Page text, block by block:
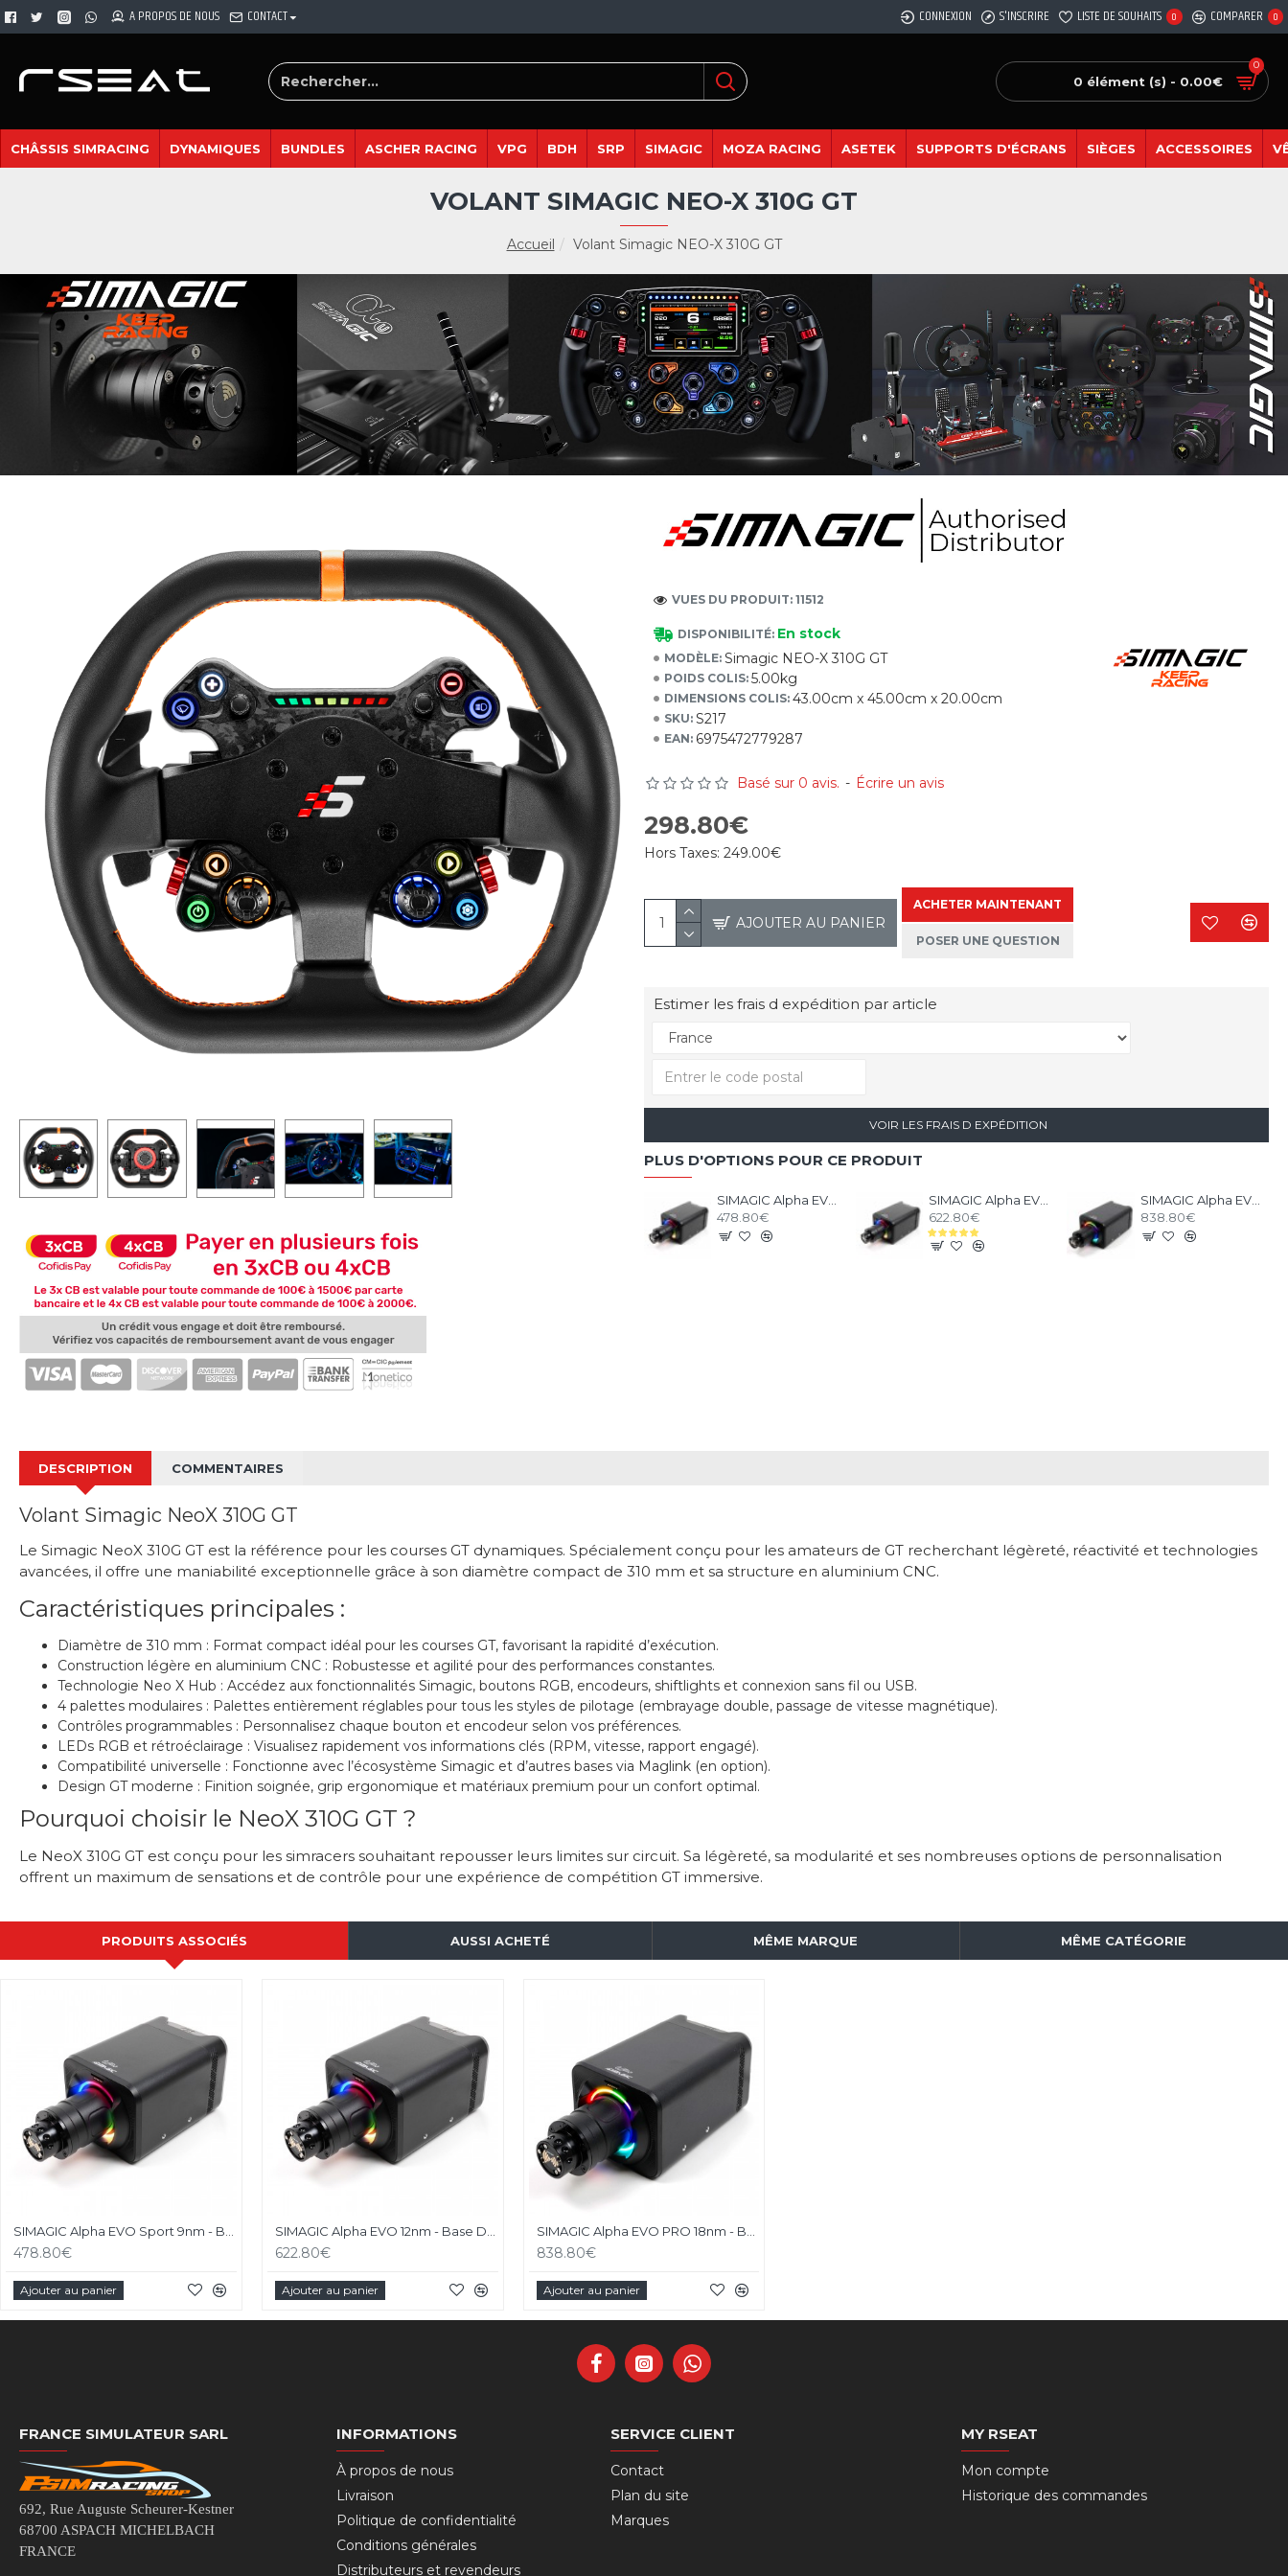
A PROPOS DE NOUS CONTACT CONNEXION S'INSCRIRE LISTE DE SOUHAITS 0 COMPARER 0
0 élément (s) - 0.00€
0
CHÂSSIS SIMRACING DYNAMIQUES BUNDLES ASCHER RACING VPG BDH SRP SIMAGIC MOZA RACING ASETEK SUPPORTS D'ÉCRANS SIÈGES ACCESSOIRES
Accueil Volant Simagic NEO-X 310G GT
VOLANT SIMAGIC NEO-X 310G GT
DISPONIBILITÉ: En stock
MODÈLE: Simagic NEO-X 310G GT
POIDS COLIS: 5.00kg
DIMENSIONS COLIS: 43.00cm x 45.00cm x 20.00cm
SKU: S217
EAN: 6975472779287
VUES DU PRODUIT: 11512
Basé sur 0 avis. - Écrire un avis
298.80€
Hors Taxes: 249.00€
AJOUTER AU PANIER
ACHETER MAINTENANT
POSER UNE QUESTION
Estimer les frais d expédition par article
VOIR LES FRAIS D EXPÉDITION
PLUS D'OPTIONS POUR CE PRODUIT
478.80€
SIMAGIC Alpha EVO 12nm - Base Direct Drive
622.80€
SIMAGIC Alpha EVO PRO 18nm - Base Direct Drive
838.80€
DESCRIPTION COMMENTAIRES
Volant Simagic NeoX 310G GT
Le Simagic NeoX 310G GT est la référence pour les courses GT dynamiques. Spécialement conçu pour les amateurs de GT recherchant légèreté, réactivité et technologies
avancées, il offre une maniabilité exceptionnelle grâce à son diamètre compact de 310 mm et sa structure en aluminium CNC.
Caractéristiques principales :
Diamètre de 310 mm : Format compact idéal pour les courses GT, favorisant la rapidité d’exécution.
Construction légère en aluminium CNC : Robustesse et agilité pour des performances constantes.
Technologie Neo X Hub : Accédez aux fonctionnalités Simagic, boutons RGB, encodeurs, shiftlights et connexion sans fil ou USB.
4 palettes modulaires : Palettes entièrement réglables pour tous les styles de pilotage (embrayage double, passage de vitesse magnétique).
Contrôles programmables : Personnalisez chaque bouton et encodeur selon vos préférences.
LEDs RGB et rétroéclairage : Visualisez rapidement vos informations clés (RPM, vitesse, rapport engagé).
Compatibilité universelle : Fonctionne avec l’écosystème Simagic et d’autres bases via Maglink (en option).
Design GT moderne : Finition soignée, grip ergonomique et matériaux premium pour un confort optimal.
Pourquoi choisir le NeoX 310G GT ?
Le NeoX 310G GT est conçu pour les simracers souhaitant repousser leurs limites sur circuit. Sa légèreté, sa modularité et ses nombreuses options de personnalisation
offrent un maximum de sensations et de contrôle pour une expérience de compétition GT immersive.
PRODUITS ASSOCIÉS AUSSI ACHETÉ MÊME MARQUE MÊME CATÉGORIE
478.80€
Ajouter au panier
622.80€
Ajouter au panier
838.80€
Ajouter au panier
FRANCE SIMULATEUR SARL
692, Rue Auguste Scheurer-Kestner
68700 ASPACH MICHELBACH
FRANCE
INFORMATIONS
À propos de nous
Livraison
Politique de confidentialité
Conditions générales
Distributeurs et revendeurs
SERVICE CLIENT
Contact
Plan du site
Marques
MY RSEAT
Mon compte
Historique des commandes